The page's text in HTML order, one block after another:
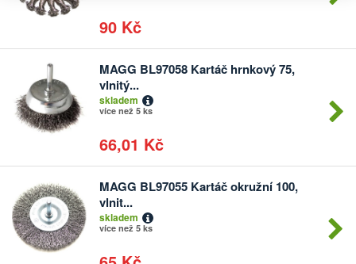
90 Kč
MAGG BL97058 Kartáč hrnkový 75,
vlnitý...
skladem
více než 5 ks
66,01 Kč
Počet
MAGG BL97055 Kartáč okružní 100,
vlnit...
skladem
více než 5 ks
Počet